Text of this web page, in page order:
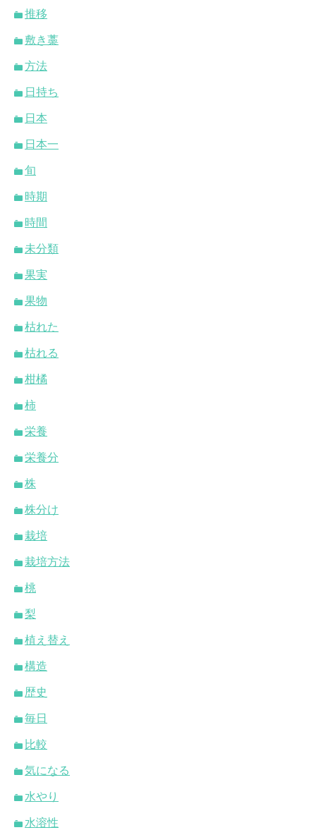
推移
敷き藁
方法
日持ち
日本
日本一
旬
時期
時間
未分類
果実
果物
枯れた
枯れる
柑橘
柿
栄養
栄養分
株
株分け
栽培
栽培方法
桃
梨
植え替え
構造
歴史
毎日
比較
気になる
水やり
水溶性